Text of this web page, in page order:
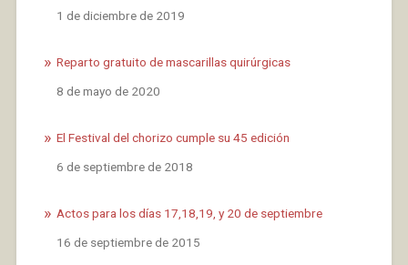
Fecha
1 de diciembre de 2019
Reparto gratuito de mascarillas quirúrgicas
Fecha
8 de mayo de 2020
El Festival del chorizo cumple su 45 edición
Fecha
6 de septiembre de 2018
Actos para los días 17,18,19, y 20 de septiembre
Fecha
16 de septiembre de 2015